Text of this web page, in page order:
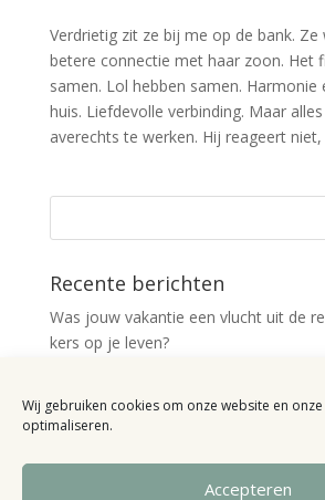
Wij gebruiken cookies om onze website en
optimaliseren.
Accepteren
Verdrietig zit ze bij me op de bank. Ze
betere connectie met haar zoon. Het
samen. Lol hebben samen. Harmonie
huis. Liefdevolle verbinding. Maar
averechts te werken. Hij reageert
Recente berichten
Was jouw vakantie een vlucht uit de
kers op je leven?
Uit de praktijk: “Kan ik dan ook niet
als ik doodga met Minecraft?”
Uit de praktijk: “hij negeert me, liegt